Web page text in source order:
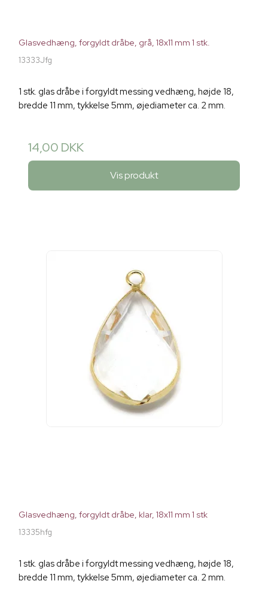
Glasvedhæng, forgyldt dråbe, grå, 18x11 mm 1 stk.
13333Jfg
1 stk. glas dråbe i forgyldt messing vedhæng, højde 18,
bredde 11 mm, tykkelse 5mm, øjediameter ca. 2 mm.
14,00 DKK
Vis produkt
Glasvedhæng, forgyldt dråbe, klar, 18x11 mm 1 stk
13335hfg
1 stk. glas dråbe i forgyldt messing vedhæng, højde 18,
bredde 11 mm, tykkelse 5mm, øjediameter ca. 2 mm.